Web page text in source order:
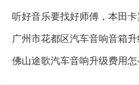
听好音乐要找好师傅，本田
广州市花都区汽车音响音箱
佛山途歌汽车音响升级费用